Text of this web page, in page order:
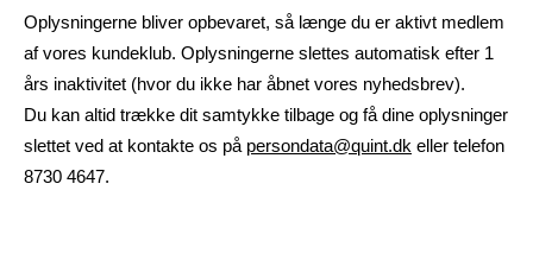
Oplysningerne bliver opbevaret, så længe du er aktivt medlem
af vores kundeklub. Oplysningerne slettes automatisk efter 1
års inaktivitet (hvor du ikke har åbnet vores nyhedsbrev).
Du kan altid trække dit samtykke tilbage og få dine oplysninger
slettet ved at kontakte os på persondata@quint.dk eller telefon
8730 4647.